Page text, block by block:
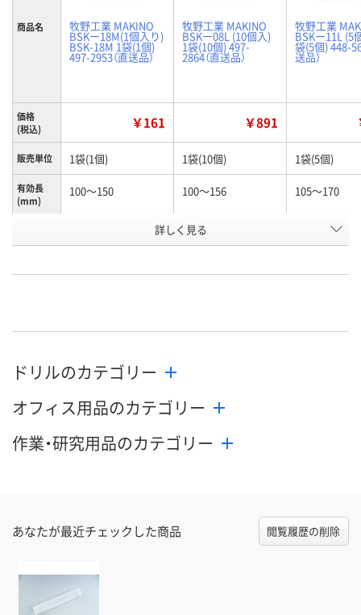
商品名 牧野工業 MAKINO
BSKー18M(1個入り)
BSK-18M 1袋(1個)
497-2953（直送品）
牧野工業 MAKINO
BSKー08L (10個入)
1袋(10個) 497-
2864（直送品）
牧野工業
BSKー11L (5
袋(5個) 448-
送品）
価格
(税込)
￥161 ￥891
販売単位 1袋(1個) 1袋(10個) 1袋(5個)
有効長
(mm)
100～150 100～156 105～170
N261156 K960603
カゴへ
詳しく見る
ドリルのカテゴリー
オフィス用品のカテゴリー
作業・研究用品のカテゴリー
あなたが最近チェックした商品 閲覧履歴の削除